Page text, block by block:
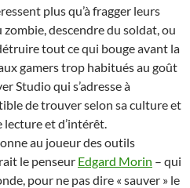
plus qu’à fragger leurs
descendre du soldat, ou
tout ce qui bouge avant la
gamers trop habitués au goût
Studio qui s’adresse à
de trouver selon sa culture et
lecture et d’intérêt.
au joueur des outils
le penseur Edgard Morin – qui
pour ne pas dire « sauver » le